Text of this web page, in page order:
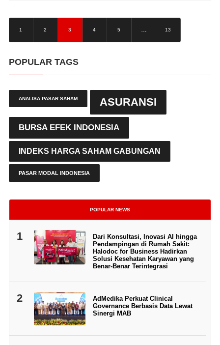
1 2 3 4 5 … 13
POPULAR TAGS
ANALISA PASAR SAHAM ASURANSI
BURSA EFEK INDONESIA
INDEKS HARGA SAHAM GABUNGAN
PASAR MODAL INDONESIA
POPULAR NEWS
1
Dari Konsultasi, Inovasi AI hingga
Pendampingan di Rumah Sakit:
Halodoc for Business Hadirkan
Solusi Kesehatan Karyawan yang
Benar-Benar Terintegrasi
2
AdMedika Perkuat Clinical
Governance Berbasis Data Lewat
Sinergi MAB